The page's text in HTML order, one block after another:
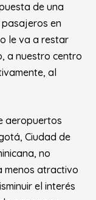
de una
en
le va a restar
a nuestro centro
al
aeropuertos
Ciudad de
no
menos atractivo
el interés